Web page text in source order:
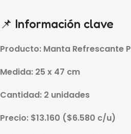
📌 Información clave
Producto: Manta Refrescante
Medida: 25 x 47 cm
Cantidad: 2 unidades
Precio: $13.160 ($6.580 c/u)